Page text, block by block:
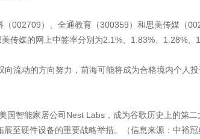
002709）、全通教育（300359）和思美传媒（
传媒的网上中签率分别为2.1%、1.83%、1.28%、
流动的方向努力，前海可能将成为合格境内个人
智能家居公司Nest Labs，成为谷歌历史上的第
至硬件设备的重要战略举措。（信息来源：中裕冠